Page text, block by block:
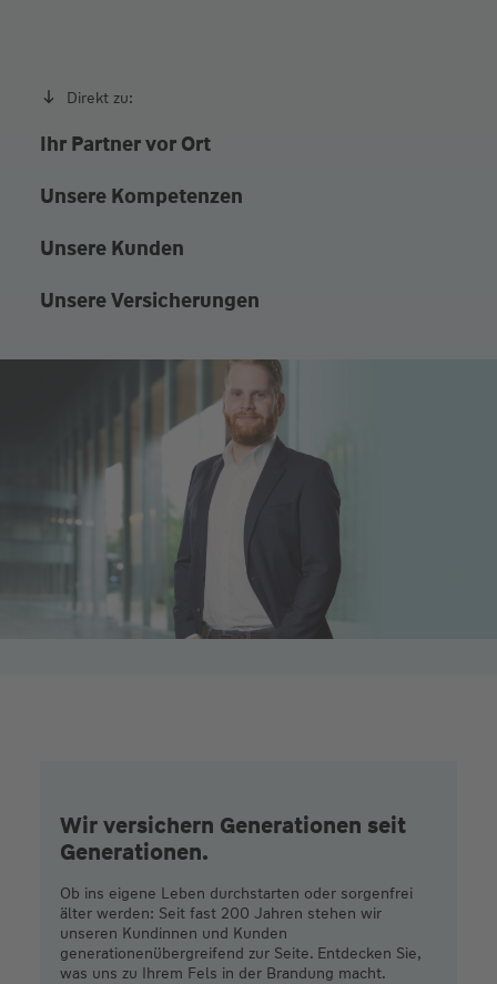
Direkt zu:
Ihr Partner vor Ort
Unsere Kompetenzen
Unsere Kunden
Unsere Versicherungen
Wir versichern Generationen seit
Generationen.
Ob ins eigene Leben durchstarten oder sorgenfrei
älter werden: Seit fast 200 Jahren stehen wir
unseren Kundinnen und Kunden
generationenübergreifend zur Seite. Entdecken Sie,
was uns zu Ihrem Fels in der Brandung macht.